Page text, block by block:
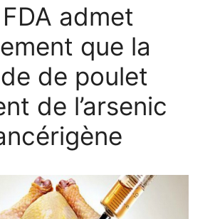
admet
que la
de poulet
de l’arsenic